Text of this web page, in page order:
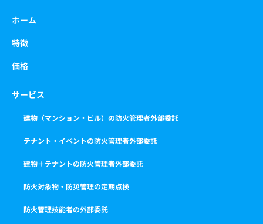
ホーム
特徴
価格
サービス
建物（マンション・ビル）の防火管理者外部委託
テナント・イベントの防火管理者外部委託
建物＋テナントの防火管理者外部委託
防火対象物・防災管理の定期点検
防火管理技能者の外部委託